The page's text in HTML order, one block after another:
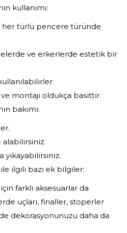
kullanımı:
her türlü pencere türünde
ve erkerlerde estetik bir
montajı oldukça basittir.
bakımı:
yıkayabilirsiniz.
ilgili bazı ek bilgiler:
farklı aksesuarlar da
uçları, finaller, stoperler
dekorasyonunuzu daha da